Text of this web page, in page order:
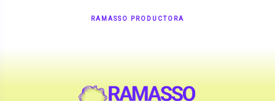
RAMASSO PRODUCTORA